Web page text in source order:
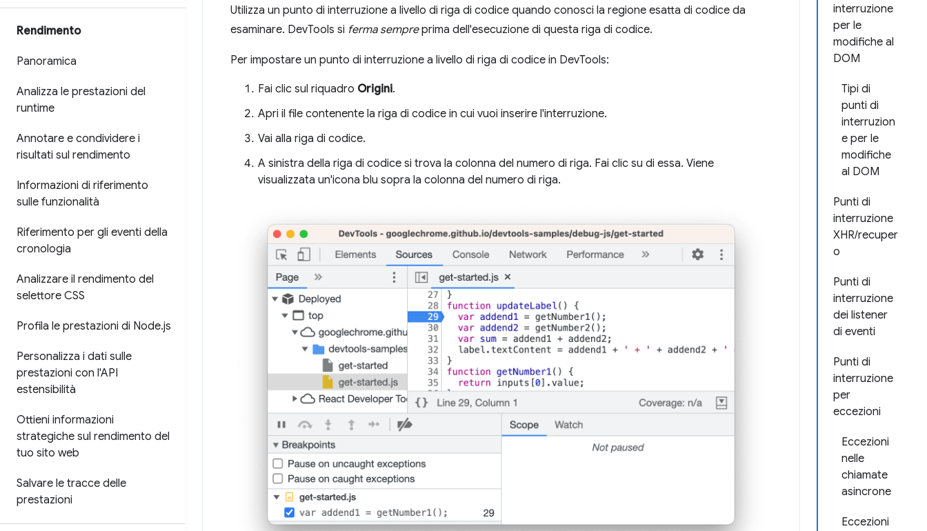
Rendimento
Panoramica
Analizza le prestazioni del
runtime
Annotare e condividere i
risultati sul rendimento
Informazioni di riferimento
sulle funzionalità
Riferimento per gli eventi della
cronologia
Analizzare il rendimento del
selettore CSS
Profila le prestazioni di Node.js
Personalizza i dati sulle
prestazioni con l'API
estensibilità
Ottieni informazioni
strategiche sul rendimento del
tuo sito web
Salvare le tracce delle
prestazioni
interruzione
per le
modifiche al
DOM
Tipi di
punti di
interruzion
e per le
modifiche
al DOM
Punti di
interruzione
XHR/recuper
o
Punti di
interruzione
dei listener
di eventi
Punti di
interruzione
per
eccezioni
Eccezioni
nelle
chiamate
asincrone
Eccezioni
Utilizza un punto di interruzione a livello di riga di codice quando conosci la regione esatta di codice da
esaminare. DevTools si ferma sempreprima dell'esecuzione di questa riga di codice.
Per impostare un punto di interruzione a livello di riga di codice in DevTools:
Fai clic sul riquadro Origini.
Apri il file contenente la riga di codice in cui vuoi inserire l'interruzione.
Vai alla riga di codice.
A sinistra della riga di codice si trova la colonna del numero di riga. Fai clic su di essa. Viene
visualizzata un'icona blu sopra la colonna del numero di riga.